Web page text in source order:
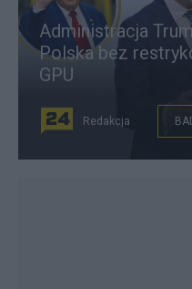
Administracja
Polska bez
GPU
Redakcja